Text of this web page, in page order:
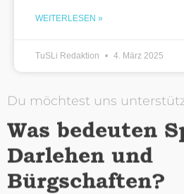
WEITERLESEN »
TuSLi Redaktion 4. März 2025
Du möchtest uns
Was bedeuten
Darlehen und
Bürgschaften?